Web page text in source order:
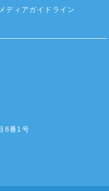
ディアガイドライン
8番1号